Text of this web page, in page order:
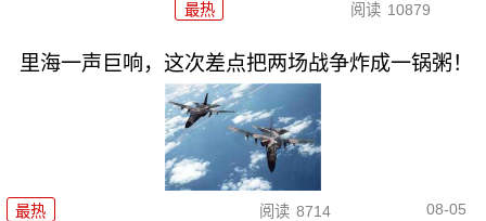
最热 阅读 10879
里海一声巨响，这次差点把两场战争炸成一锅粥！
最热 阅读 8714 08-05